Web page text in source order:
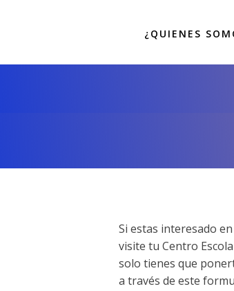
¿QUIENES
Si estas interesado
visite tu Centro
solo tienes que
a través de este